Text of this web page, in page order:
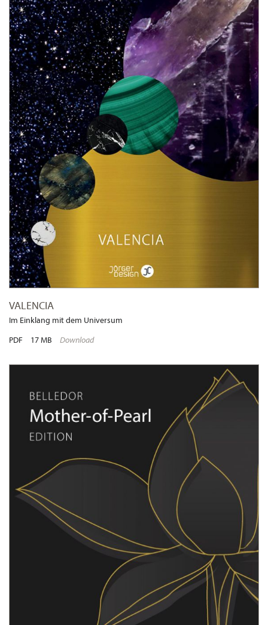
VALENCIA
Im Einklang mit dem Universum
PDF
17 MB Download